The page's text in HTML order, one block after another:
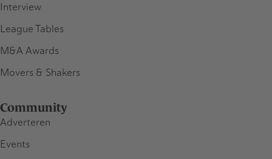
Interview
League Tables
M&A Awards
Movers & Shakers
Community
Adverteren
Events